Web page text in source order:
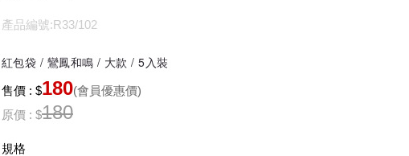
產品編號:R33/102
紅包袋 / 鸞鳳和鳴 / 大款 / 5入裝
售價 : $180(會員優惠價)
原價 : $180
規格